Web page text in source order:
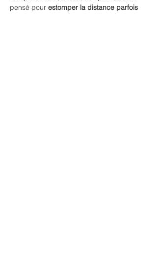
pensé pour estomper la distance parfois